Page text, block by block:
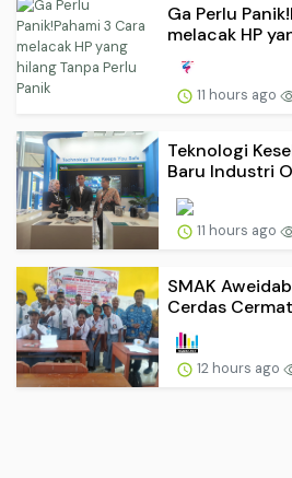
Ga Perlu
melacak HP
11 hours ago
Teknologi
Baru Industri
11 hours ago
SMAK
Cerdas
12 hours ago